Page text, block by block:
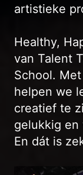
artistieke
Healthy,
van Talent
School.
helpen we
creatief te
gelukkig
En dát is